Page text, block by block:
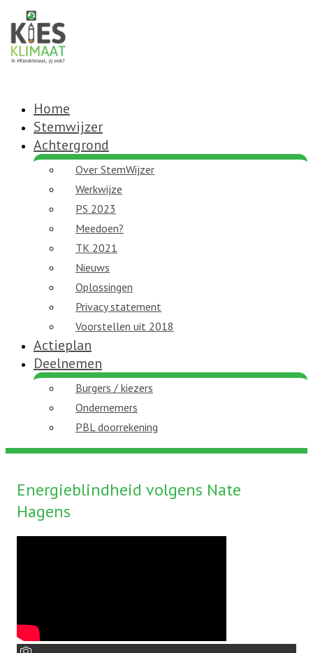
Home
Stemwijzer
Achtergrond
Over StemWijzer
Werkwijze
PS 2023
Meedoen?
TK 2021
Nieuws
Oplossingen
Privacy statement
Voorstellen uit 2018
Actieplan
Deelnemen
Burgers / kiezers
Ondernemers
PBL doorrekening
Energieblindheid volgens Nate
Hagens